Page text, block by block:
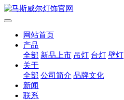
网站首页
产品
全部 新品上市 吊灯 台灯 壁灯
关于
全部 公司简介 品牌文化
新闻
联系